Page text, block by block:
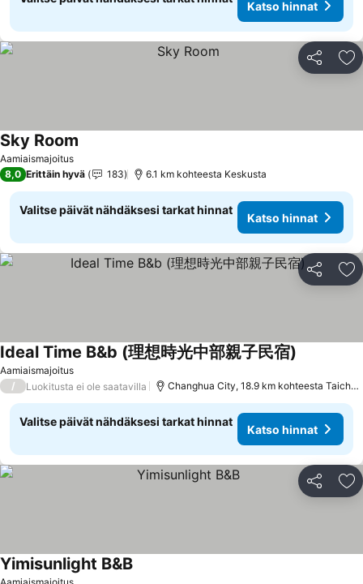
Katso hinnat
Jaa
Aamiaismajoitus
Sky Room
8,0 Erittäin hyvä 183 6.1 km kohteesta Keskusta
Valitse päivät nähdäksesi tarkat hinnat
Katso hinnat
Jaa
Aamiaismajoitus
Ideal Time B&b (理想時光中部親子民宿)
/ Luokitusta ei ole saatavilla Changhua City, 18.9 km kohteesta
Valitse päivät nähdäksesi tarkat hinnat
Katso hinnat
Jaa
Aamiaismajoitus
Yimisunlight B&BKatso hinnat